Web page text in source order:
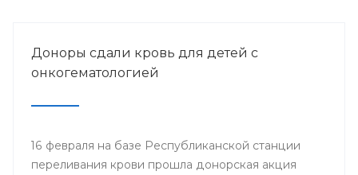
Доноры сдали кровь для детей с
онкогематологией
16 февраля на базе Республиканской станции
переливания крови прошла донорская акция